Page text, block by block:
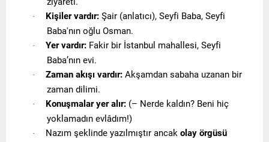
· Kişiler vardır: Şair (anlatıcı), Seyfi Baba, Seyfi
Baba'nın oğlu Osman.
· Yer vardır: Fakir bir İstanbul mahallesi, Seyfi
Baba’nın evi.
· Zaman akışı vardır: Akşamdan sabaha uzanan bir
zaman dilimi.
· Konuşmalar yer alır: (– Nerde kaldın? Beni hiç
yoklamadın evlâdım!)
· Nazım şeklinde yazılmıştır ancak olay örgüsü